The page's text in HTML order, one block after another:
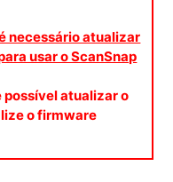
necessário atualizar
usar o ScanSnap
possível atualizar o
o firmware